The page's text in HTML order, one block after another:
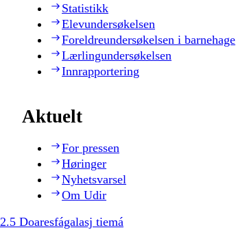
Statistikk
Elevundersøkelsen
Foreldreundersøkelsen i barnehage
Lærlingundersøkelsen
Innrapportering
Aktuelt
For pressen
Høringer
Nyhetsvarsel
Om Udir
2.5 Doaresfágalasj tiemá